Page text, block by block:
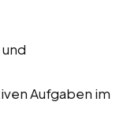
Aufgaben im